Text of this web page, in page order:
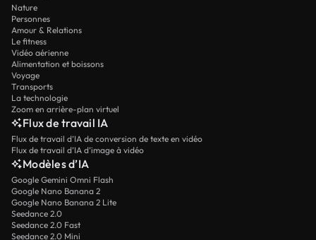
Nature
Personnes
Amour & Relations
Le fitness
Vidéo aérienne
Alimentation et boissons
Voyage
Transports
La technologie
Zoom en arrière-plan virtuel
Flux de travail IA
Flux de travail d’IA de conversion de texte en vidéo
Flux de travail d’IA d’image à vidéo
Modèles d’IA
Google Gemini Omni Flash
Google Nano Banana 2
Google Nano Banana 2 Lite
Seedance 2.0
Seedance 2.0 Fast
Seedance 2.0 Mini